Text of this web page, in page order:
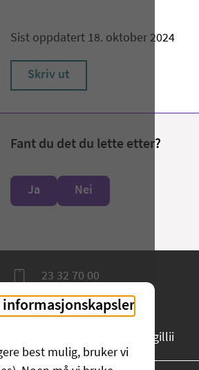
Sist oppdatert 18. oktober 2024
Skriv ut
Fant du det du lette etter?
Ja Nei